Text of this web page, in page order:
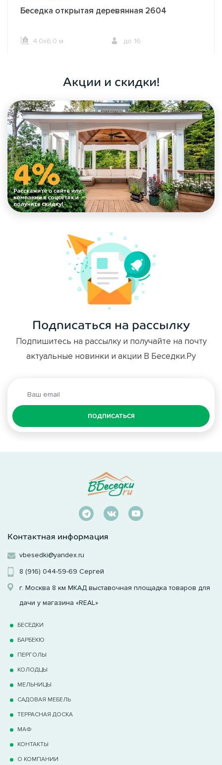
Беседка открытая деревянная 2604
4,0х6,0 м. до 16
Акции и скидки!
Подписаться на рассылку
Подпишитесь на рассылку и получайте на почту
актуальные новинки и акции В Беседки.Ру
ПОДПИСАТЬСЯ
Контактная информация
vbesedki@yandex.ru
8 (916) 044-59-69 Сергей
г. Москва 8 км МКАД выставочная площадка товаров для
дачи у магазина «REAL»
БЕСЕДКИ
БАРБЕКЮ
ПЕРГОЛЫ
КОЛОДЦЫ
МЕЛЬНИЦЫ
САДОВАЯ МЕБЕЛЬ
ТЕРРАCНАЯ ДОСКА
МАФ
КОНТАКТЫ
О КОМПАНИИ